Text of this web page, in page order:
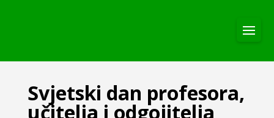
Svjetski dan profesora,
učitelja i odgojitelja